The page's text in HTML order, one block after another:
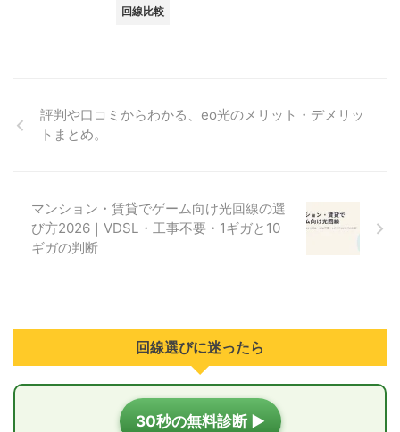
回線比較
評判や口コミからわかる、eo光のメリット・デメリッ
トまとめ。
マンション・賃貸でゲーム向け光回線の選
び方2026｜VDSL・工事不要・1ギガと10
ギガの判断
回線選びに迷ったら
30秒の無料診断 ▶